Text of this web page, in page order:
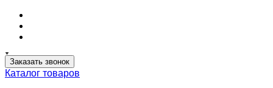
Заказать звонок
Каталог товаров